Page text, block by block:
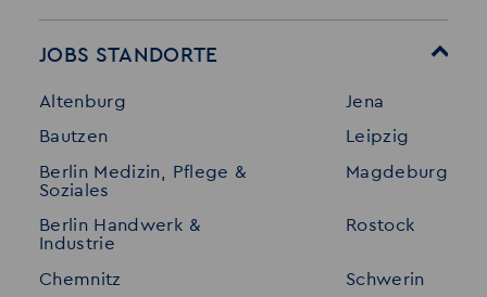
Für Bewerber
Stellenangebote
Initiativ bewerben
Merkzettel
Standorte
Referenzen
Interne Jobs
JOBS STANDORTE
Altenburg
Bautzen
Berlin Medizin, Pflege &
Soziales
Berlin Handwerk &
Industrie
Chemnitz
Jena
Leipzig
Magdeburg
Rostock
Schwerin